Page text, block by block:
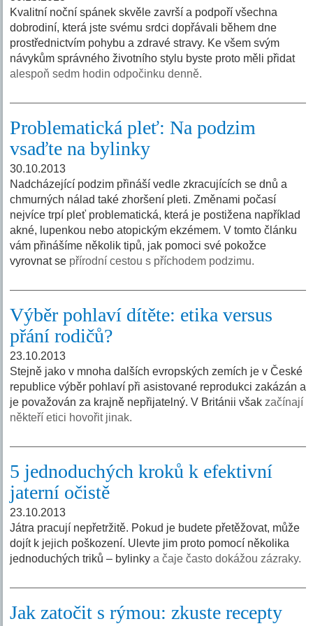
Kvalitní noční spánek skvěle završí a podpoří všechna
dobrodiní, která jste svému srdci dopřávali během dne
prostřednictvím pohybu a zdravé stravy. Ke všem svým
návykům správného životního stylu byste proto měli přidat
alespoň sedm hodin odpočinku denně.
Problematická pleť: Na podzim
vsaďte na bylinky
30.10.2013
Nadcházející podzim přináší vedle zkracujících se dnů a
chmurných nálad také zhoršení pleti. Změnami počasí
nejvíce trpí pleť problematická, která je postižena například
akné, lupenkou nebo atopickým ekzémem. V tomto článku
vám přinášíme několik tipů, jak pomoci své pokožce
vyrovnat se přírodní cestou s příchodem podzimu.
Výběr pohlaví dítěte: etika versus
přání rodičů?
23.10.2013
Stejně jako v mnoha dalších evropských zemích je v České
republice výběr pohlaví při asistované reprodukci zakázán a
je považován za krajně nepřijatelný. V Británii však začínají
někteří etici hovořit jinak.
5 jednoduchých kroků k efektivní
jaterní očistě
23.10.2013
Játra pracují nepřetržitě. Pokud je budete přetěžovat, může
dojít k jejich poškození. Ulevte jim proto pomocí několika
jednoduchých triků – bylinkya čaje často dokážou zázraky.
Jak zatočit s rýmou: zkuste recepty